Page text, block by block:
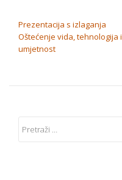
Prezentacija s izlaganja
Oštećenje vida, tehnologija i
umjetnost